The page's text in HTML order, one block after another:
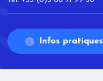
Infos pratiques